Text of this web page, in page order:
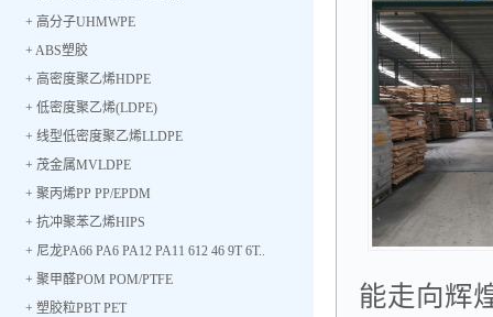
+ 高分子UHMWPE
+ ABS塑胶
+ 高密度聚乙烯HDPE
+ 低密度聚乙烯(LDPE)
+ 线型低密度聚乙烯LLDPE
+ 茂金属MVLDPE
+ 聚丙烯PP PP/EPDM
+ 抗冲聚苯乙烯HIPS
+ 尼龙PA66 PA6 PA12 PA11 612 46 9T 6T..
+ 聚甲醛POM POM/PTFE
+ 塑胶粒PBT PET
能走向辉